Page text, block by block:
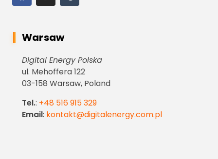
Warsaw
Digital Energy Polska
ul. Mehoffera 122
03-158 Warsaw, Poland
Tel.: +48 516 915 329
Email: kontakt@digitalenergy.com.pl